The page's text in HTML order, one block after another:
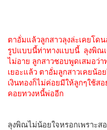
ตาอั่มแล้วลูกสาวลุงล่ะเคยโ
รูปแบบนี้ท่าทางแบบนี้ ลุงพิณ
ไม่อาย ลูกสาวชอบพูดเสมอว่
เยอะแล้ว ตาอั่มลูกสาวเคยน้
เงินทองก็ไม่ค่อยมีให้ลูกๆใช้ส
คอยทวงหนี้พ่ออีก
ลุงพิณไม่น้อยใจหรอกเพราะส